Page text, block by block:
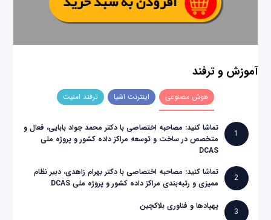
آموزش و ترفند
هوش مصنوعی اینترنت اشیا ترفند امنیت
1
تماشا کنید: مصاحبه اختصاصی با دکتر محمد جواد بابایی، فعال و
متخصص در ساخت و توسعه مراکز داده کشور و پروژه ملی
DCAS
2
تماشا کنید: مصاحبه اختصاصی با دکتر بهرام زاهدی، دبیر نظام
ممیزی و رتبه‌بندی مراکز داده کشور و پروژه ملی DCAS
3
پهپادها و فناوری بلاکچین